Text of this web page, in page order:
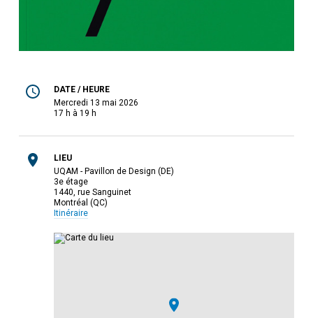
DATE / HEURE
mercredi 13 mai 2026
17 h à 19 h
LIEU
UQAM - Pavillon de Design (DE)
3e étage
1440, rue Sanguinet
Montréal (QC)
Itinéraire